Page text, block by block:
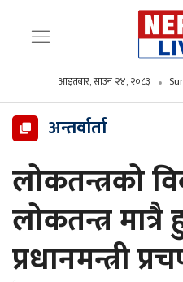
आइतबार, साउन २४, २०८३
अन्तर्वार्ता
लोकतन्त्रको
लोकतन्त्र
प्रधानमन्त्री